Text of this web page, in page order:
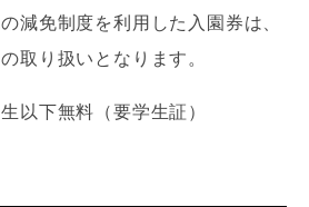
減免制度を利用した入園券は、
取り扱いとなります。
以下無料（要学生証）